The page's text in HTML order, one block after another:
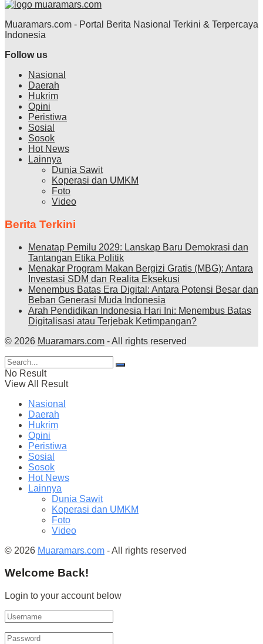
Muaramars.com - Portal Berita Nasional Terkini & Terpercaya
Indonesia
Follow us
Nasional
Daerah
Hukrim
Opini
Peristiwa
Sosial
Sosok
Hot News
Lainnya
Dunia Sawit
Koperasi dan UMKM
Foto
Video
Berita Terkini
Menatap Pemilu 2029: Lanskap Baru Demokrasi dan
Tantangan Etika Politik
Menakar Program Makan Bergizi Gratis (MBG): Antara
Investasi SDM dan Realita Eksekusi
Menembus Batas Era Digital: Antara Potensi Besar dan
Beban Generasi Muda Indonesia
Arah Pendidikan Indonesia Hari Ini: Menembus Batas
Digitalisasi atau Terjebak Ketimpangan?
© 2026 Muaramars.com - All rights reserved
No Result
View All Result
Nasional
Daerah
Hukrim
Opini
Peristiwa
Sosial
Sosok
Hot News
Lainnya
Dunia Sawit
Koperasi dan UMKM
Foto
Video
© 2026 Muaramars.com - All rights reserved
Welcome Back!
Login to your account below